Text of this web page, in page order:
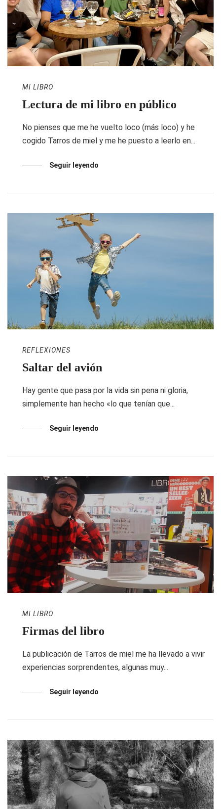
MI LIBRO
Lectura de mi libro en público
No pienses que me he vuelto loco (más loco) y he
cogido Tarros de miel y me he puesto a leerlo en...
Seguir leyendo
REFLEXIONES
Saltar del avión
Hay gente que pasa por la vida sin pena ni gloria,
simplemente han hecho «lo que tenían que...
Seguir leyendo
MI LIBRO
Firmas del libro
La publicación de Tarros de miel me ha llevado a vivir
experiencias sorprendentes, algunas muy...
Seguir leyendo